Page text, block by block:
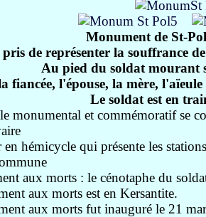
Monument de St-
de représenter la souffrance
Au pied du soldat mourant
fiancée, l'épouse, la mère,
Le soldat est en
monumental et commémoratif se
hémicycle qui présente les
aux morts : le cénotaphe du
aux morts est en Kersantite.
aux morts fut inauguré le 21